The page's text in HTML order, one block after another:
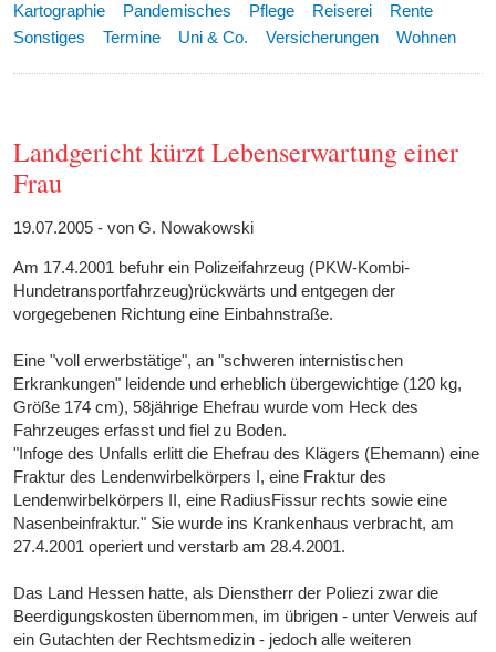
Kartographie
Pandemisches Pflege Reiserei
Rente
Sonstiges
Termine Uni & Co. Versicherungen Wohnen
Landgericht kürzt Lebenserwartung einer
Frau
19.07.2005 - von G. Nowakowski
Am 17.4.2001 befuhr ein Polizeifahrzeug (PKW-Kombi-
Hundetransportfahrzeug)rückwärts und entgegen der
vorgegebenen Richtung eine Einbahnstraße.
Eine "voll erwerbstätige", an "schweren internistischen
Erkrankungen" leidende und erheblich übergewichtige (120 kg,
Größe 174 cm), 58jährige Ehefrau wurde vom Heck des
Fahrzeuges erfasst und fiel zu Boden.
"Infoge des Unfalls erlitt die Ehefrau des Klägers (Ehemann) eine
Fraktur des Lendenwirbelkörpers I, eine Fraktur des
Lendenwirbelkörpers II, eine RadiusFissur rechts sowie eine
Nasenbeinfraktur." Sie wurde ins Krankenhaus verbracht, am
27.4.2001 operiert und verstarb am 28.4.2001.
Das Land Hessen hatte, als Dienstherr der Poliezi zwar die
Beerdigungskosten übernommen, im übrigen - unter Verweis auf
ein Gutachten der Rechtsmedizin - jedoch alle weiteren